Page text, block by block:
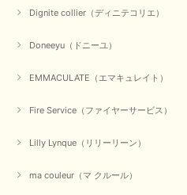
Dignite collier（ディニテコリエ）
Doneeyu（ドニーユ）
EMMACULATE（エマキュレイト）
Fire Service（ファイヤーサービス）
Lilly Lynque（リリーリーン）
ma couleur（マ クルール）